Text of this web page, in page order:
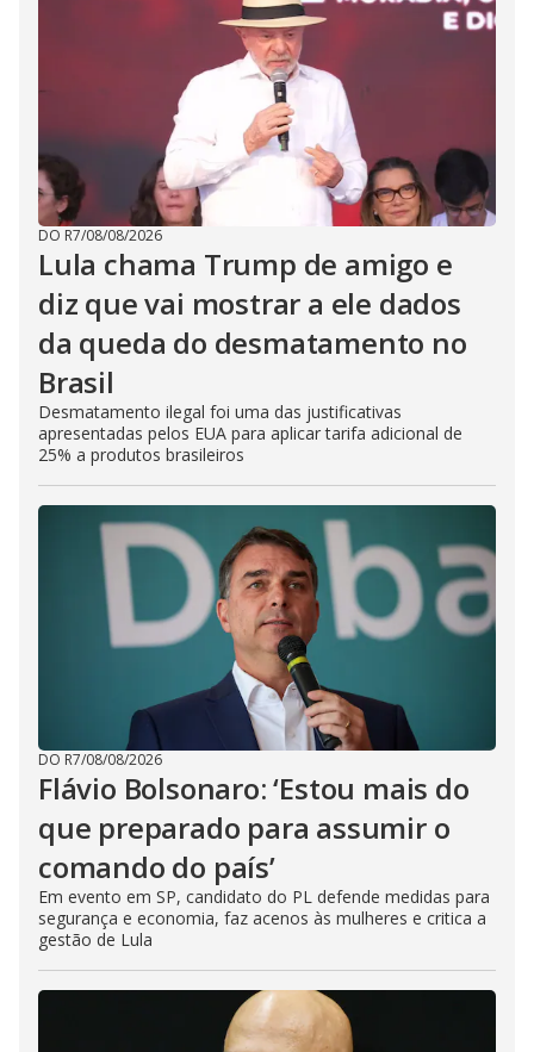
DO R7/08/08/2026
Lula chama Trump de amigo e
diz que vai mostrar a ele dados
da queda do desmatamento no
Brasil
Desmatamento ilegal foi uma das justificativas
apresentadas pelos EUA para aplicar tarifa adicional de
25% a produtos brasileiros
DO R7/08/08/2026
Flávio Bolsonaro: ‘Estou mais do
que preparado para assumir o
comando do país’
Em evento em SP, candidato do PL defende medidas para
segurança e economia, faz acenos às mulheres e critica a
gestão de Lula